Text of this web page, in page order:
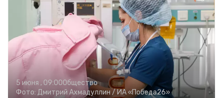
5 июня , 09:00Общество
Фото: Дмитрий Ахмадуллин / ИА «Победа26»